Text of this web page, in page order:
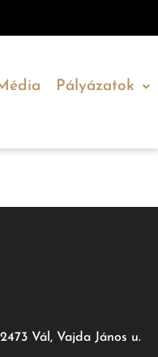
Pályázatok
Vál, Vajda János u.